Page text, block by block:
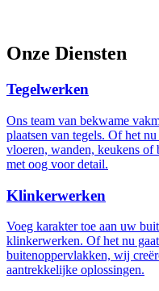
Onze Diensten
Tegelwerken
Ons team van bekwame
plaatsen van tegels. Of het
vloeren, wanden, keukens of
met oog voor detail.
Klinkerwerken
Voeg karakter toe aan uw
klinkerwerken. Of het nu
buitenoppervlakken, wij
aantrekkelijke oplossingen.